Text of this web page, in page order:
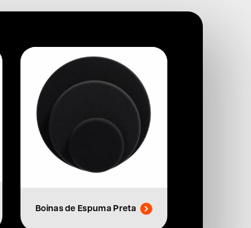
Boinas de Espuma Preta